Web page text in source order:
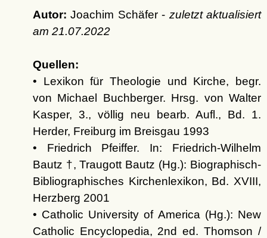
Autor: Joachim Schäfer - zuletzt aktualisiert
am 21.07.2022
Quellen:
• Lexikon für Theologie und Kirche, begr.
von Michael Buchberger. Hrsg. von Walter
Kasper, 3., völlig neu bearb. Aufl., Bd. 1.
Herder, Freiburg im Breisgau 1993
• Friedrich Pfeiffer. In: Friedrich-Wilhelm
Bautz †, Traugott Bautz (Hg.): Biographisch-
Bibliographisches Kirchenlexikon, Bd. XVIII,
Herzberg 2001
• Catholic University of America (Hg.): New
Catholic Encyclopedia, 2nd ed. Thomson /